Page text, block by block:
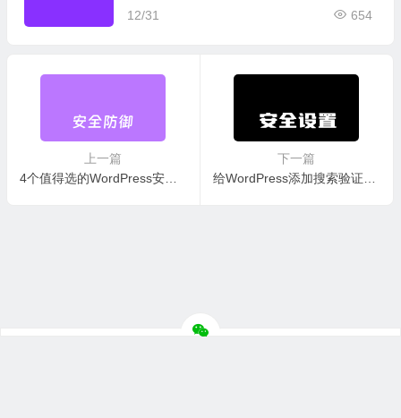
12/31 654
上一篇
4个值得选的WordPress安全防御插件
下一篇